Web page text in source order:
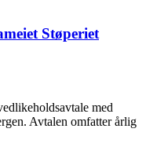
Støperiet
med
Avtalen omfatter årlig